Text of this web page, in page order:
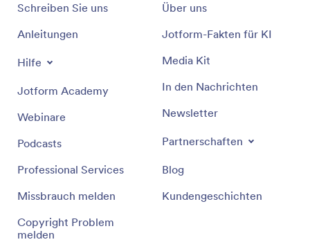
Schreiben Sie uns
Anleitungen
Hilfe
Jotform Academy
Webinare
Podcasts
Professional Services
Missbrauch melden
Copyright Problem
melden
Über uns
Jotform-Fakten für KI
Media Kit
In den Nachrichten
Newsletter
Partnerschaften
Blog
Kundengeschichten